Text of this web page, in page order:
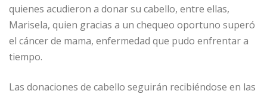
quienes acudieron a donar su cabello, entre ellas,
Marisela, quien gracias a un chequeo oportuno superó
el cáncer de mama, enfermedad que pudo enfrentar a
tiempo.
Las donaciones de cabello seguirán recibiéndose en las